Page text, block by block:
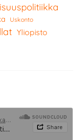
Uskonto
Yliopisto